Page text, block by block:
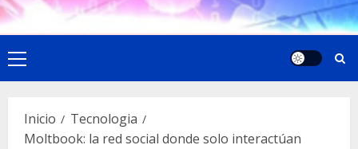
Menú
principal
Inicio
Tecnologia
Moltbook: la red social donde solo interactúan